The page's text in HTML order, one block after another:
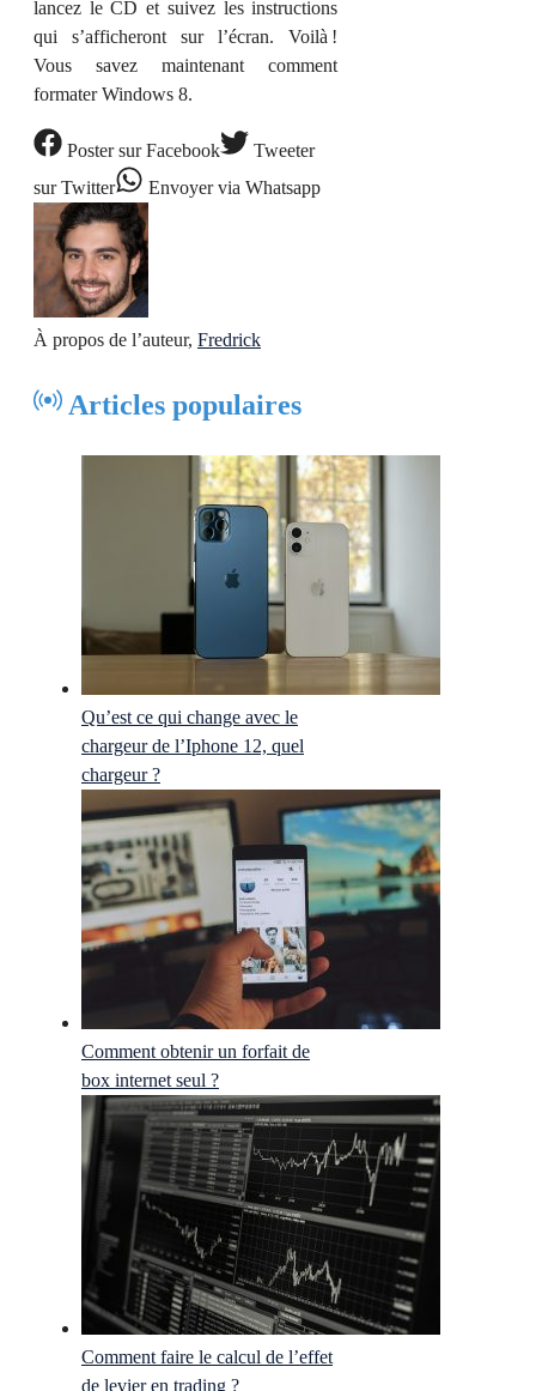
lancez le CD et suivez les instructions
qui s’afficheront sur l’écran. Voilà !
Vous savez maintenant comment
formater Windows 8.
Postersur Facebook
Tweeter
sur Twitter
Envoyervia Whatsapp
À propos de l’auteur, Fredrick
Articles populaires
Qu’est ce qui change avec le
chargeur de l’Iphone 12, quel
chargeur ?
Comment obtenir un forfait de
box internet seul ?
Comment faire le calcul de l’effet
de levier en trading ?